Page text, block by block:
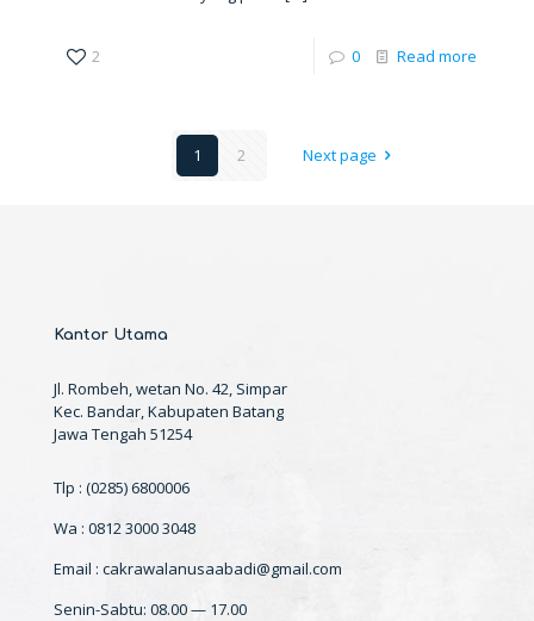
2 0 Read more
1 2 Next page
Kantor Utama
Jl. Rombeh, wetan No. 42, Simpar
Kec. Bandar, Kabupaten Batang
Jawa Tengah 51254
Tlp : (0285) 6800006
Wa : 0812 3000 3048
Email : cakrawalanusaabadi@gmail.com
Senin-Sabtu: 08.00 — 17.00